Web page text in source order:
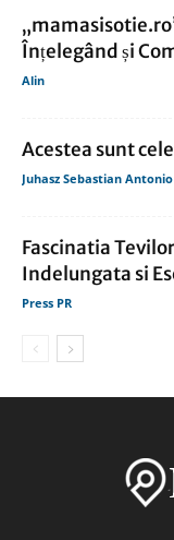
Înțelegând și
Alin
Acestea sunt
Juhasz Sebastian Antonio
Fascinatia
Indelungata si
Press PR